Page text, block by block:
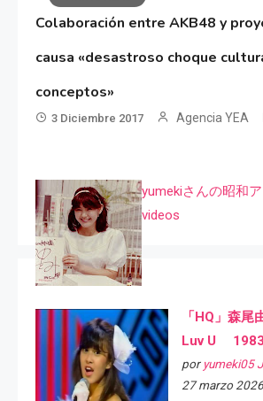
Colaboración entre AKB48 y
causa «desastroso choque
conceptos»
3 Diciembre 2017 Agencia YEA
yumekiさんの昭和
videos
「HQ」森尾
Luv U
por yumeki05
27 marzo